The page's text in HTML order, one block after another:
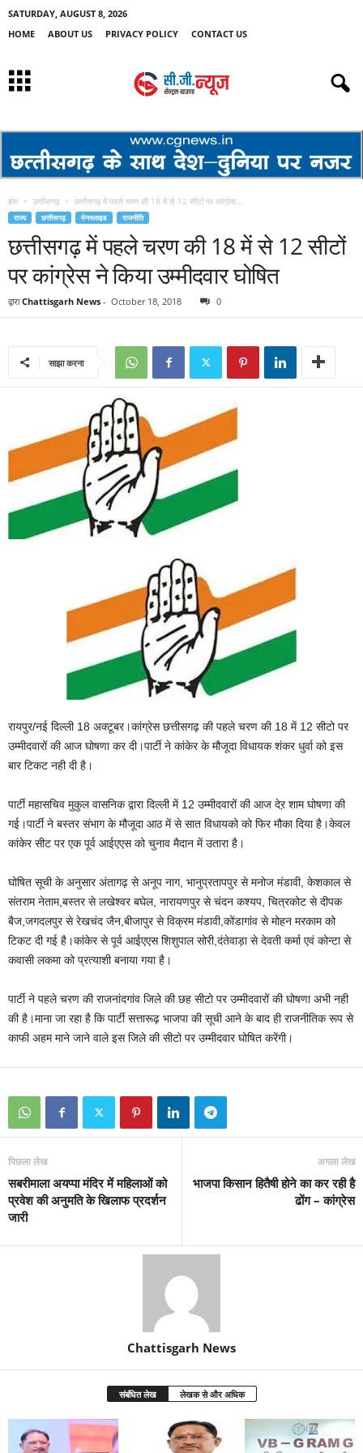
SATURDAY, AUGUST 8, 2026
HOME
ABOUT US PRIVACY POLICY CONTACT US
होम छत्तीसगढ़ छत्तीसगढ़ में पहले चरण की 18 में से 12 सीटों पर कांग्रेस...
राज्य छत्तीसगढ़ मेनस्लाइड राजनीति
छत्तीसगढ़ में पहले चरण की 18 में से 12 सीटों
पर कांग्रेस ने किया उम्मीदवार घोषित
द्वारा Chattisgarh News - October 18, 2018 0
साझा करना
रायपुर/नई दिल्ली 18 अक्टूबर।कांग्रेस छत्तीसगढ़ की पहले चरण की 18 में 12 सीटो पर
उम्मीदवारों की आज घोषणा कर दी।पार्टी ने कांकेर के मौजूदा विधायक शंकर धुर्वा को इस
बार टिकट नही दी है।
पार्टी महासचिव मुकुल वासनिक द्वारा दिल्ली में 12 उम्मीदवारों की आज देऱ शाम घोषणा की
गई।पार्टी ने बस्तर संभाग के मौजूदा आठ में से सात विधायको को फिर मौका दिया है।केवल
कांकेर सीट पर एक पूर्व आईएएस को चुनाव मैदान में उतारा है।
घोषित सूची के अनुसार अंतागढ़ से अनूप नाग, भानुप्रतापपुर से मनोज मंडावी, केशकाल से
संतराम नेताम,बस्तर से लखेश्वर बघेल, नारायणपुर से चंदन कश्यप, चित्रकोट से दीपक
बैज,जगदलपुर से रेखचंद जैन,बीजापुर से विक्रम मंडावी,कोंडागांव से मोहन मरकाम को
टिकट दी गई है।कांकेर से पूर्व आईएएस शिशुपाल सोरी,दंतेवाड़ा से देवती कर्मा एवं कोन्टा से
कवासी लकमा को प्रत्याशी बनाया गया है।
पार्टी ने पहले चरण की राजनांदगांव जिले की छह सीटो पर उम्मीदवारों की घोषणा अभी नही
की है।माना जा रहा है कि पार्टी सत्तारूढ़ भाजपा की सूची आने के बाद ही राजनीतिक रूप से
काफी अहम माने जाने वाले इस जिले की सीटो पर उम्मीदवार घोषित करेंगी।
पिछला लेख
सबरीमाला अयप्पा मंदिर में महिलाओं को
प्रवेश की अनुमति के खिलाफ प्रदर्शन
जारी
अगला लेख
भाजपा किसान हितैषी होने का कर रही है
ढोंग – कांग्रेस
Chattisgarh News
संबंधित लेख लेखक से और अधिक